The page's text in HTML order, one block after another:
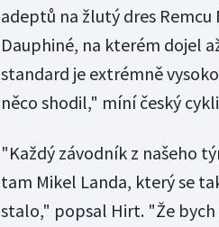
adeptů na žlutý dres
Dauphiné, na kterém dojel
standard je extrémně
něco shodil," míní český
"Každý závodník z našeho
tam Mikel Landa, který se
stalo," popsal Hirt. "Že